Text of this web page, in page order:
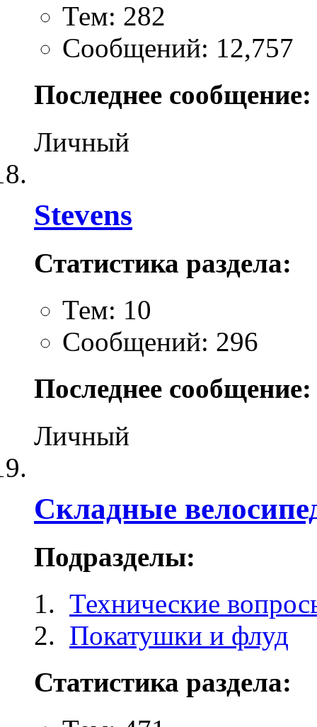
Тем: 282
Сообщений: 12,757
Последнее сообщение:
Личный
Stevens
Статистика раздела:
Тем: 10
Сообщений: 296
Последнее сообщение:
Личный
Складные
Подразделы:
Технические
Покатушки и флуд
Статистика раздела: